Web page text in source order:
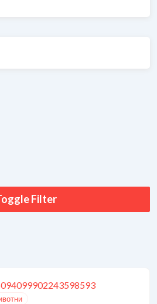
Filter